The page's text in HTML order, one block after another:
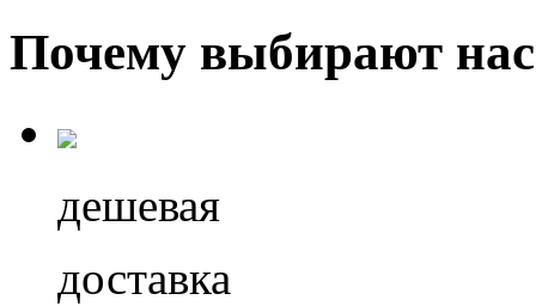
Почему выбирают нас
дешевая
доставка